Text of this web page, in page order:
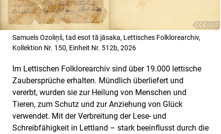
Samuels Ozoliņš, tad esot tā jāsaka, Lettisches Folklorearchiv,
Kollektion Nr. 150, Einheit Nr. 512b, 2026
Im Lettischen Folklorearchiv sind über 19.000 lettische
Zaubersprüche erhalten. Mündlich überliefert und
vererbt, wurden sie zur Heilung von Menschen und
Tieren, zum Schutz und zur Anziehung von Glück
verwendet. Mit der Verbreitung der Lese- und
Schreibfähigkeit in Lettland – stark beeinflusst durch die